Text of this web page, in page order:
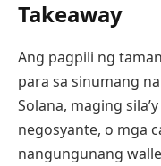
Takeaway
Ang pagpili ng
para sa sinumang
Solana, maging
negosyante, o mga
nangungunang